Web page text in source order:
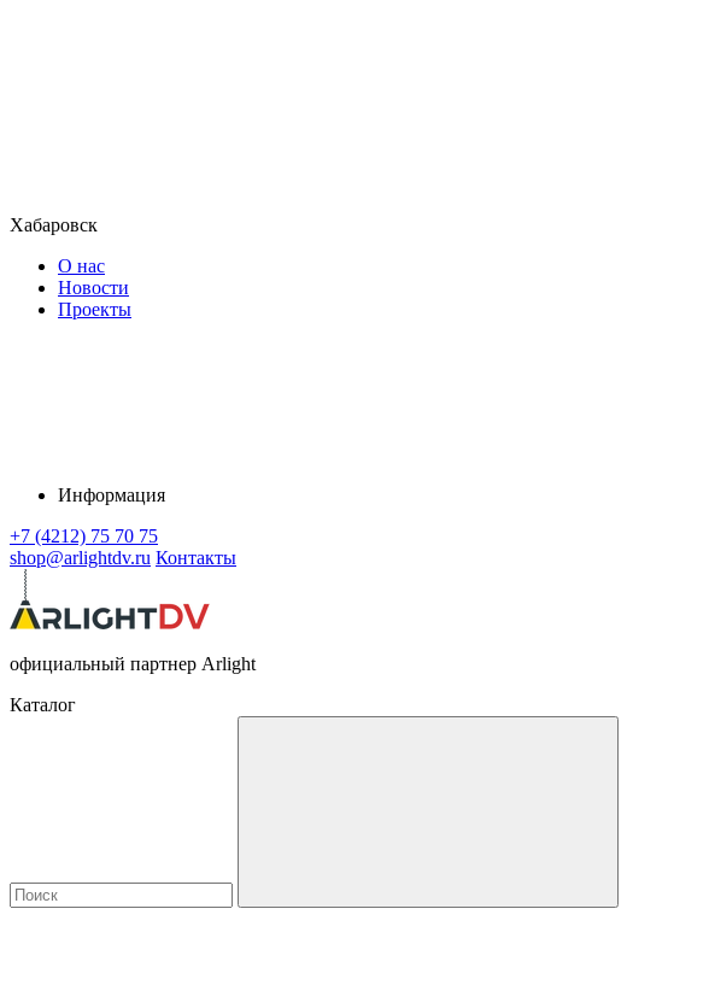
Хабаровск
О нас
Новости
Проекты
Информация
+7 (4212) 75 70 75
shop@arlightdv.ru Контакты
официальный партнер Arlight
Каталог